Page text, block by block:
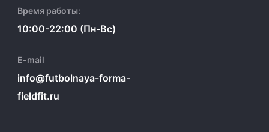
Время работы:
10:00-22:00 (Пн-Вс)
E-mail
info@futbolnaya-forma-
fieldfit.ru